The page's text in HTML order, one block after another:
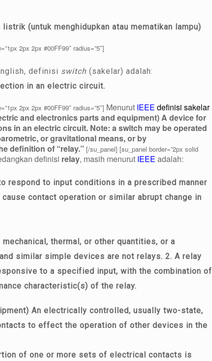
(untuk menghidupkan atau mematikan lampu)
2px 2px #00FF99″ radius=”5″]
definisi switch (sakelar) adalah:
in an electric circuit.
2px 2px #00FF99″ radius=”5″] Menurut IEEE definisi sakelar
and electronics parts and equipment) A device for
in an electric circuit. Note: a switch may be operated
or gravitational means, or by
definition of “relay.” [/su_panel] [su_panel border=”2px solid
definisi relay, masih menurut IEEE adalah:
respond to input conditions in a prescribed manner
contact operation or similar abrupt change in
thermal, or other quantities, or a
similar simple devices are not relays. 2. A relay
to a specified input, with the combination of
characteristic(s) of the relay.
An electrically controlled, usually two-state,
to effect the operation of other devices in the
of one or more sets of electrical contacts is